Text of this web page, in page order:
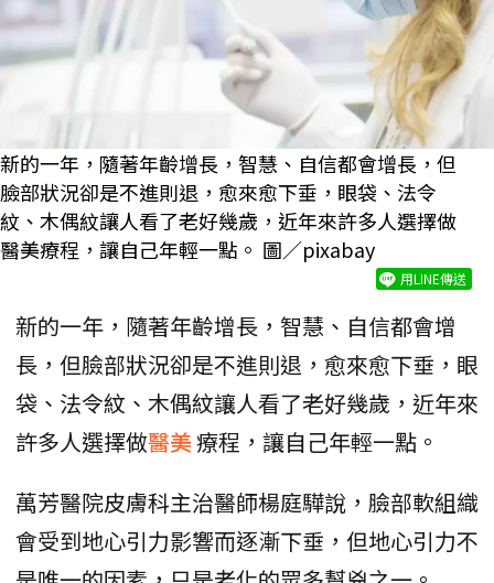
新的一年，隨著年齡增長，智慧、自信都會增長，但
臉部狀況卻是不進則退，愈來愈下垂，眼袋、法令
紋、木偶紋讓人看了老好幾歲，近年來許多人選擇做
醫美療程，讓自己年輕一點。 圖／pixabay
用LINE傳送
新的一年，隨著年齡增長，智慧、自信都會增
長，但臉部狀況卻是不進則退，愈來愈下垂，眼
袋、法令紋、木偶紋讓人看了老好幾歲，近年來
許多人選擇做醫美療程，讓自己年輕一點。
萬芳醫院皮膚科主治醫師楊庭驊說，臉部軟組織
會受到地心引力影響而逐漸下垂，但地心引力不